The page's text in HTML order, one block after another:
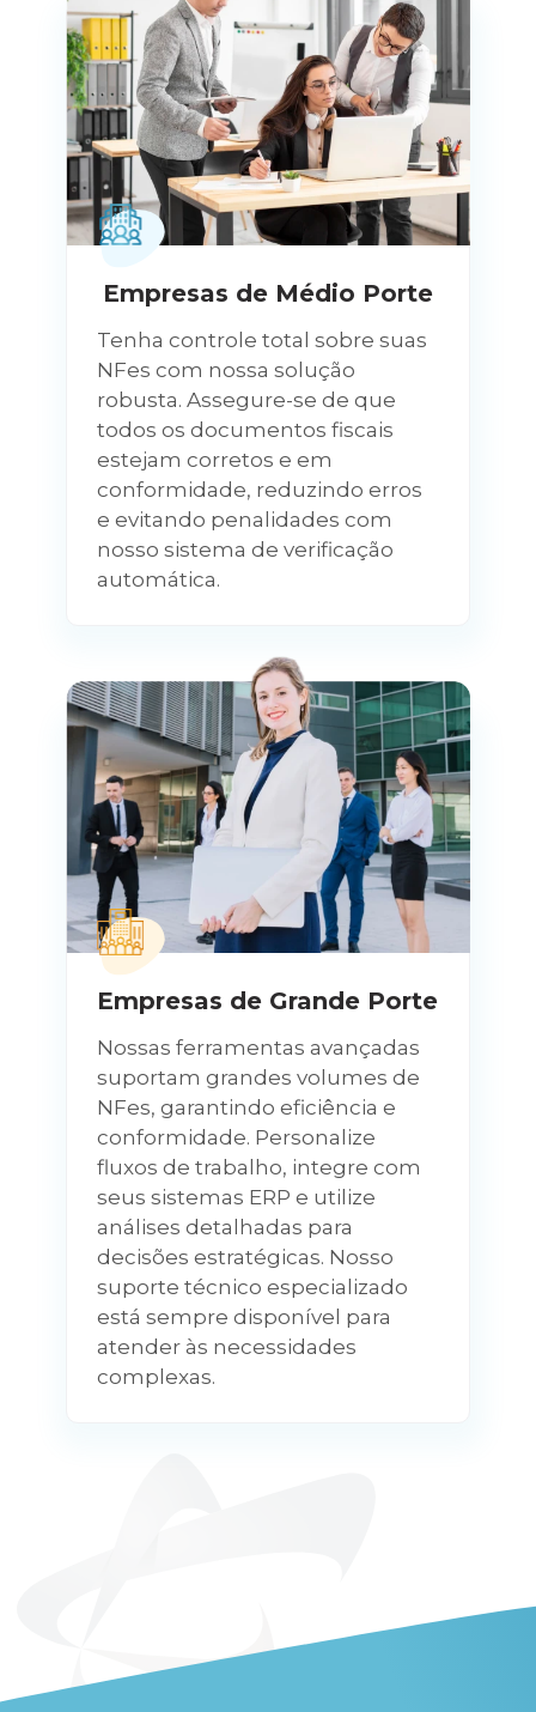
Empresas de Médio Porte
Tenha controle total sobre suas
NFes com nossa solução
robusta. Assegure-se de que
todos os documentos fiscais
estejam corretos e em
conformidade, reduzindo erros
e evitando penalidades com
nosso sistema de verificação
automática.
Empresas de Grande Porte
Nossas ferramentas avançadas
suportam grandes volumes de
NFes, garantindo eficiência e
conformidade. Personalize
fluxos de trabalho, integre com
seus sistemas ERP e utilize
análises detalhadas para
decisões estratégicas. Nosso
suporte técnico especializado
está sempre disponível para
atender às necessidades
complexas.